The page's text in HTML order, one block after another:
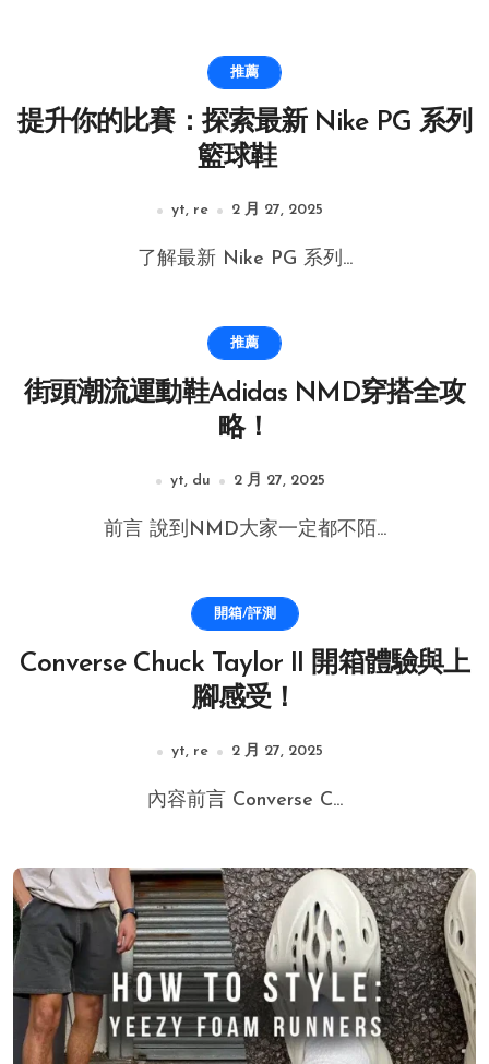
推薦
提升你的比賽：探索最新 Nike PG 系列
籃球鞋
yt, re 2 月 27, 2025
了解最新 Nike PG 系列...
推薦
街頭潮流運動鞋Adidas NMD穿搭全攻
略！
yt, du 2 月 27, 2025
前言 說到NMD大家一定都不陌...
開箱/評測
Converse Chuck Taylor II 開箱體驗與上
腳感受！
yt, re 2 月 27, 2025
內容前言 Converse C...